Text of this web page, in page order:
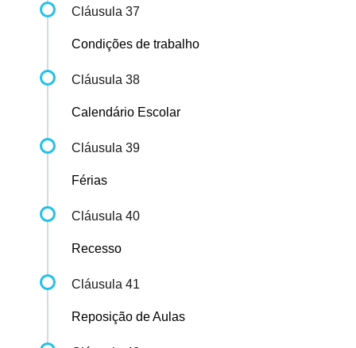
Cláusula 37
Condições de trabalho
Cláusula 38
Calendário Escolar
Cláusula 39
Férias
Cláusula 40
Recesso
Cláusula 41
Reposição de Aulas